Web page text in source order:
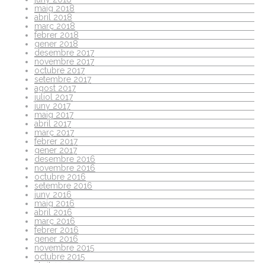
maig 2018
abril 2018
març 2018
febrer 2018
gener 2018
desembre 2017
novembre 2017
octubre 2017
setembre 2017
agost 2017
juliol 2017
juny 2017
maig 2017
abril 2017
març 2017
febrer 2017
gener 2017
desembre 2016
novembre 2016
octubre 2016
setembre 2016
juny 2016
maig 2016
abril 2016
març 2016
febrer 2016
gener 2016
novembre 2015
octubre 2015